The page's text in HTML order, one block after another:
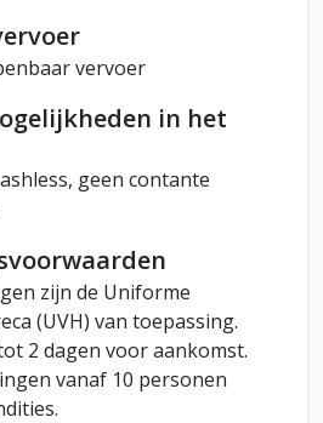
vervoer
in het
geen contante
zijn de Uniforme
(UVH) van toepassing.
2 dagen voor aankomst.
vanaf 10 personen